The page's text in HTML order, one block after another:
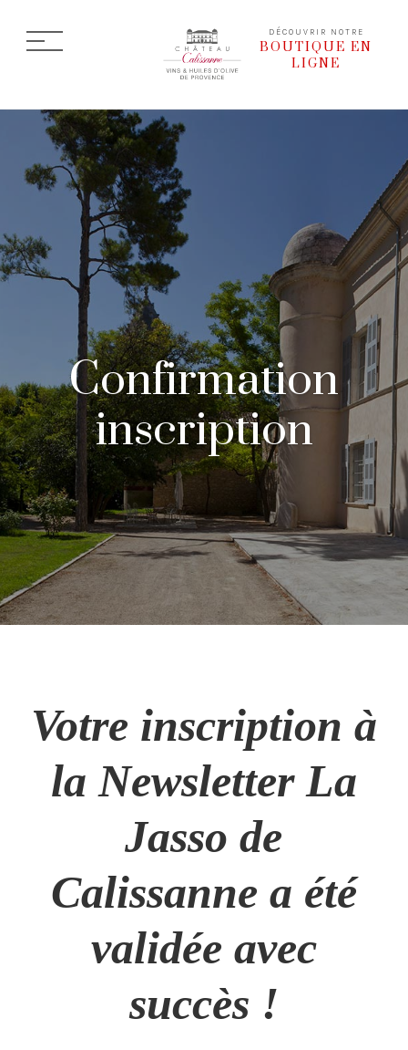
DÉCOUVRIR NOTRE
BOUTIQUE EN
LIGNE
Confirmation
inscription
Votre inscription à
la Newsletter La
Jasso de
Calissanne a été
validée avec
succès !